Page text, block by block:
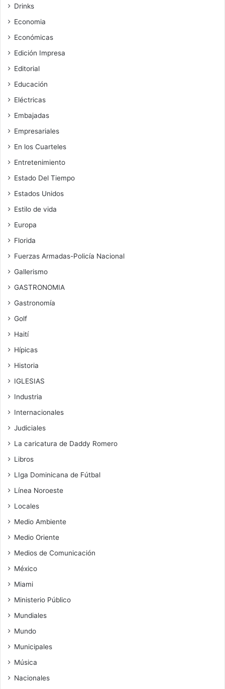
Drinks
Economia
Económicas
Edición Impresa
Editorial
Educación
Eléctricas
Embajadas
Empresariales
En los Cuarteles
Entretenimiento
Estado Del Tiempo
Estados Unidos
Estilo de vida
Europa
Florida
Fuerzas Armadas-Policía Nacional
Gallerismo
GASTRONOMIA
Gastronomía
Golf
Haití
Hípicas
Historia
IGLESIAS
Industria
Internacionales
Judiciales
La caricatura de Daddy Romero
Libros
LIga Dominicana de Fútbal
Línea Noroeste
Locales
Medio Ambiente
Medio Oriente
Medios de Comunicación
México
Miami
Ministerio Público
Mundiales
Mundo
Municipales
Música
Nacionales